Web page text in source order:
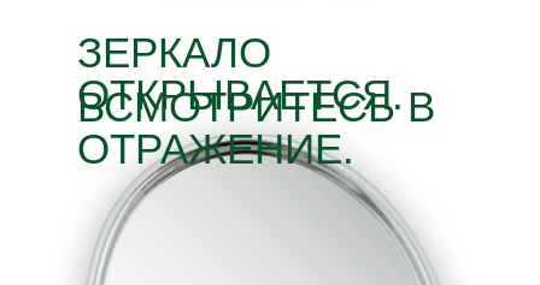
ЗЕРКАЛО
ОТКРЫВАЕТСЯ.
ВСМОТРИТЕСЬ В
ОТРАЖЕНИЕ.